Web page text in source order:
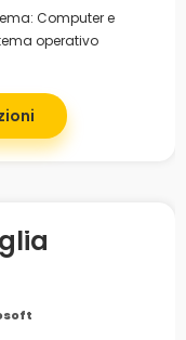
Computer e
operativo